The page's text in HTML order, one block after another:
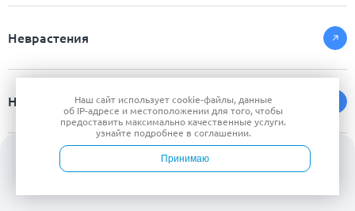
Неврастения
Неврит
Нервный тик
Наш сайт используетcookie-файлы, данные
об IP-адресе и местоположении для того, чтобы
предоставить максимально качественные услуги.
узнайте подробнее в соглашении.
Принимаю